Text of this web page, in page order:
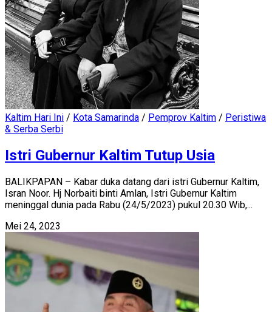
Kaltim Hari Ini / Kota Samarinda / Pemprov Kaltim / Peristiwa
& Serba Serbi
Istri Gubernur Kaltim Tutup Usia
BALIKPAPAN – Kabar duka datang dari istri Gubernur Kaltim,
Isran Noor. Hj Norbaiti binti Amlan, Istri Gubernur Kaltim
meninggal dunia pada Rabu (24/5/2023) pukul 20.30 Wib,...
Mei 24, 2023